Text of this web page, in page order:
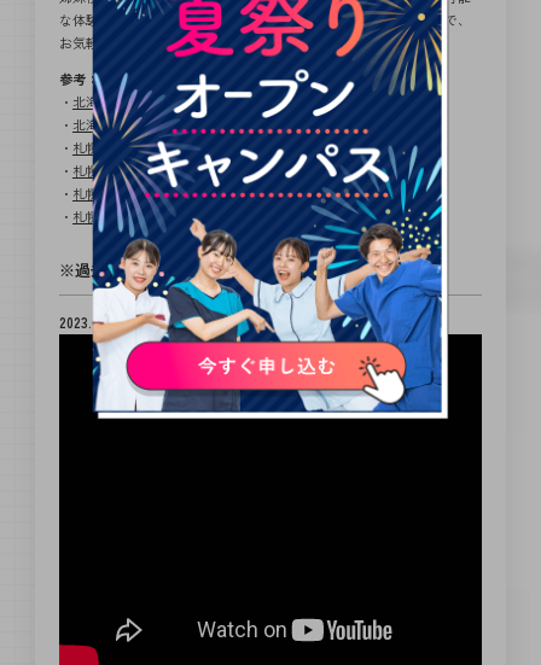
な体験・講話については、ご相談の上決定出来ればと思いますので、
お気軽にお電話・メールにてご連絡ください。
参考：姉妹校一覧【北海道滋慶学園グループ】
・ 北海道ハイテクノロジー専門学校
・ 北海道エコ・動物自然専門学校
・ 札幌ベルエポック美容専門学校
・ 札幌ベルエポック製菓調理専門学校
・ 札幌ミュージック＆ダンス・放送専門学校
・ 札幌デザイン＆テクノロジー専門学校
※過去開催レポート※
2023.6.3開催 函館大妻高校